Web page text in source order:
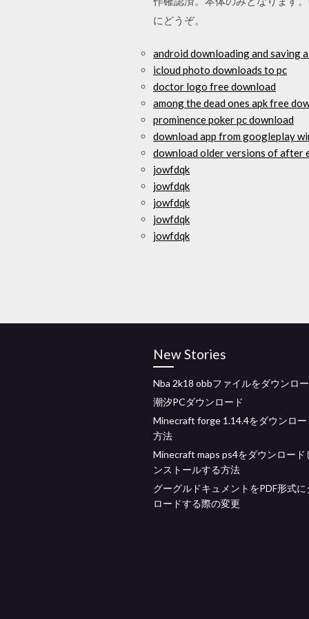
にどうぞ。
android downloading and saving
icloud photo downloads to pc
doctor logo free download
among the dead ones apk free
prominence poker pc download
download app from googleplay
download older versions of after
jowfdqk
jowfdqk
jowfdqk
jowfdqk
jowfdqk
New Stories
Nba 2k18 obbファイルをダウンロ
潮汐PCダウンロード
Minecraft forge 1.14.4をダウンロ
方法
Minecraft maps ps4をダウンロード
ンストールする方法
グーグルドキュメントをPDF形式に
ロードする際の変更